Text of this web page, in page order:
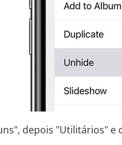
depois "Utilitários"